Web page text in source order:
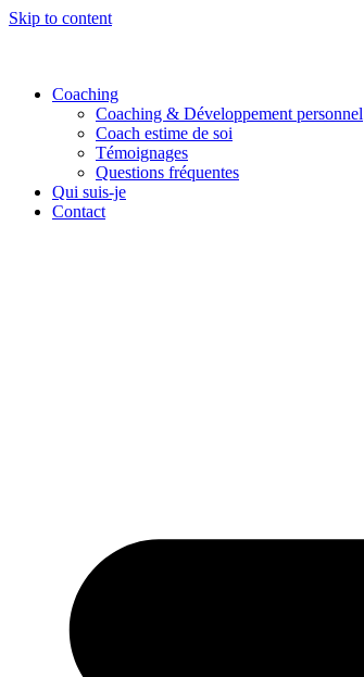
Skip to content
Coaching
Coaching & Développement personnel
Coach estime de soi
Témoignages
Questions fréquentes
Qui suis-je
Contact